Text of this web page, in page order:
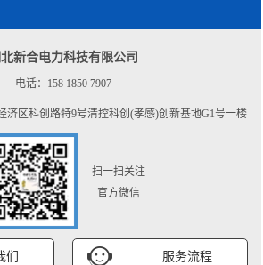
新合电力科技有限公司
电话：158 1850 7907
济区科创路特9号清控科创(孝感)创新基地G1号一楼
扫一扫关注
官方微信
们 服务流程